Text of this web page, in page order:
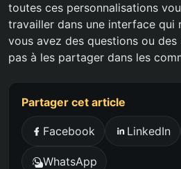
toutes ces personnalisations
travailler dans une interface qui
vous avez des questions ou des
pas à les partager dans les
Partager cet article
Facebook LinkedIn
WhatsApp